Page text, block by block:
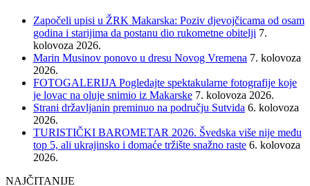
Započeli upisi u ŽRK Makarska: Poziv djevojčicama od osam
godina i starijima da postanu dio rukometne obitelji 7.
kolovoza 2026.
Marin Musinov ponovo u dresu Novog Vremena 7. kolovoza
2026.
FOTOGALERIJA Pogledajte spektakularne fotografije koje
je lovac na oluje snimio iz Makarske 7. kolovoza 2026.
Strani državljanin preminuo na području Sutvida 6. kolovoza
2026.
TURISTIČKI BAROMETAR 2026. Švedska više nije među
top 5, ali ukrajinsko i domaće tržište snažno raste 6. kolovoza
2026.
NAJČITANIJE